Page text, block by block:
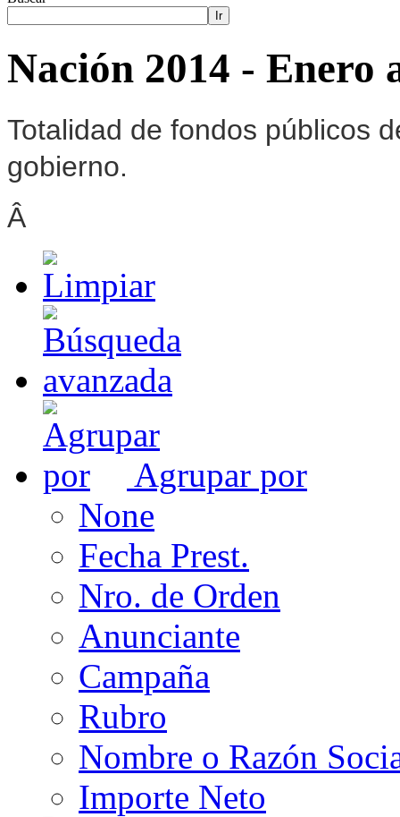
Ir
Nación 2014 - Enero
Totalidad de fondos públicos
gobierno.
Â
Agrupar por
None
Fecha Prest.
Nro. de Orden
Anunciante
Campaña
Rubro
Nombre o Razón
Importe Neto